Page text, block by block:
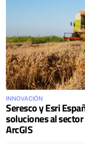
INNOVACIÓN
Seresco y Esri
soluciones al
ArcGIS